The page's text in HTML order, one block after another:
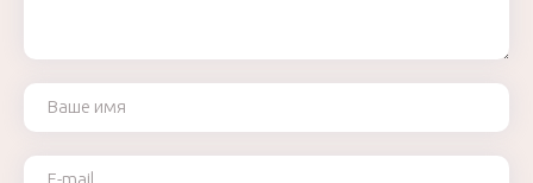
Ваше имя
Ваш e-mail